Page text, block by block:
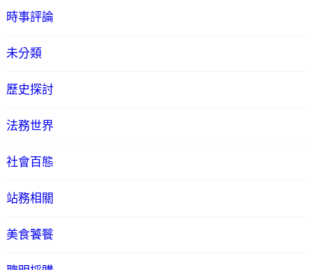
時事評論
未分類
歷史探討
法務世界
社會百態
站務相關
美食饕餮